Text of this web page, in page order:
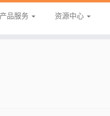
产品服务 资源中心